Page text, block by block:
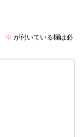
※ が付いている欄は必